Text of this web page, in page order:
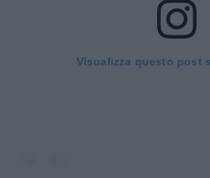
Visualizza questo post